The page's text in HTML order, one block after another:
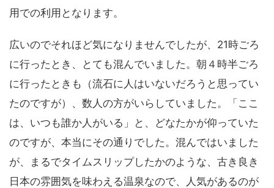
用での利用となります。
広いのでそれほど気になりませんでしたが、21時ごろ
に行ったとき、とても混んでいました。朝４時半ごろ
に行ったときも（流石に人はいないだろうと思ってい
たのですが）、数人の方がいらしていました。「ここ
は、いつも誰か人がいる」と、どなたかが仰っていた
のですが、本当にその通りでした。混んではいました
が、まるでタイムスリップしたかのような、古き良き
日本の雰囲気を味わえる温泉なので、人気があるのが